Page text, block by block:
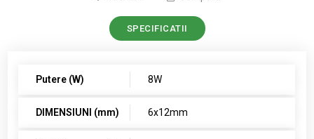
SPECIFICATII
Putere (W) 8W
DIMENSIUNI (mm) 6x12mm